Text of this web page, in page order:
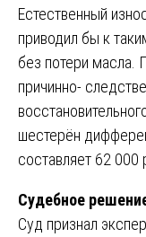
Естественный
приводил бы к
без потери масла.
причинно-
шестерён
составляет 62 000
Судебное
Суд признал